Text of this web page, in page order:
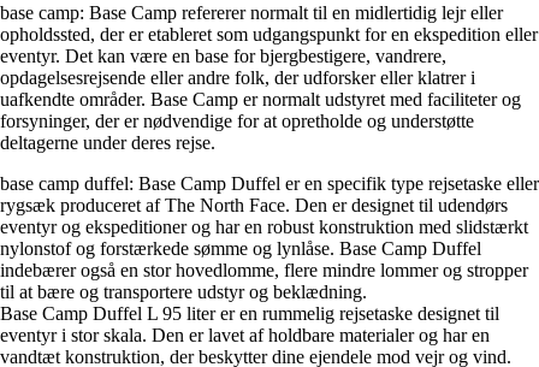
base camp: Base Camp refererer normalt til en midlertidig lejr eller
opholdssted, der er etableret som udgangspunkt for en ekspedition eller
eventyr. Det kan være en base for bjergbestigere, vandrere,
opdagelsesrejsende eller andre folk, der udforsker eller klatrer i
uafkendte områder. Base Camp er normalt udstyret med faciliteter og
forsyninger, der er nødvendige for at opretholde og understøtte
deltagerne under deres rejse.
base camp duffel: Base Camp Duffel er en specifik type rejsetaske eller
rygsæk produceret af The North Face. Den er designet til udendørs
eventyr og ekspeditioner og har en robust konstruktion med slidstærkt
nylonstof og forstærkede sømme og lynlåse. Base Camp Duffel
indebærer også en stor hovedlomme, flere mindre lommer og stropper
til at bære og transportere udstyr og beklædning.
Base Camp Duffel L 95 liter er en rummelig rejsetaske designet til
eventyr i stor skala. Den er lavet af holdbare materialer og har en
vandtæt konstruktion, der beskytter dine ejendele mod vejr og vind.